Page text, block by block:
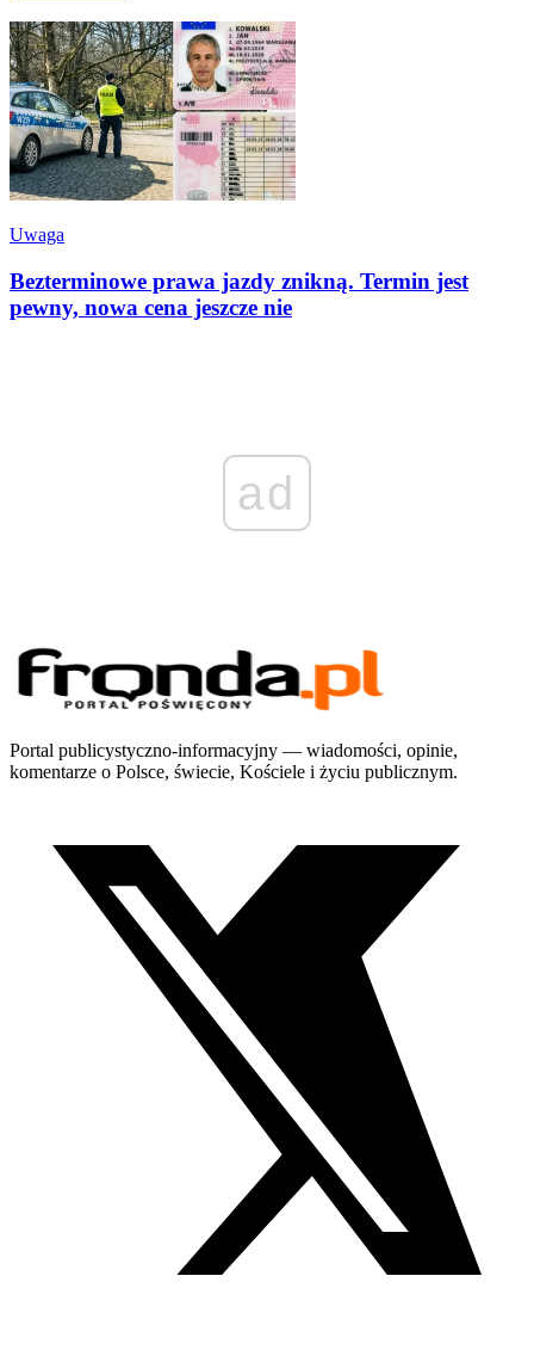
Uwaga
Bezterminowe prawa jazdy znikną. Termin jest
pewny, nowa cena jeszcze nie
ad
Portal publicystyczno-informacyjny — wiadomości, opinie,
komentarze o Polsce, świecie, Kościele i życiu publicznym.